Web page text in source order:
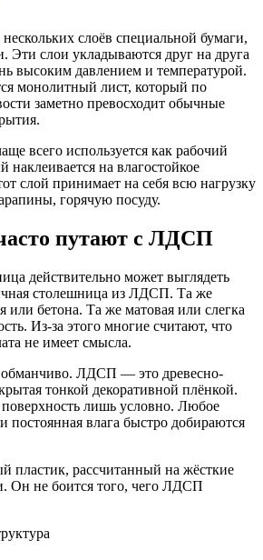
слоёв специальной бумаги,
Эти слои укладываются друг на друга
высоким давлением и температурой.
монолитный лист, который по
заметно превосходит обычные
всего используется как рабочий
наклеивается на влагостойкое
слой принимает на себя всю нагрузку
горячую посуду.
путают с ЛДСП
действительно может выглядеть
столешница из ЛДСП. Та же
или бетона. Та же матовая или слегка
Из-за этого многие считают, что
не имеет смысла.
обманчиво. ЛДСП — это древесно-
тонкой декоративной плёнкой.
лишь условно. Любое
постоянная влага быстро добираются
пластик, рассчитанный на жёсткие
Он не боится того, чего ЛДСП